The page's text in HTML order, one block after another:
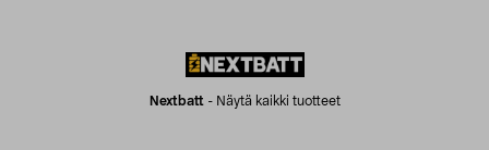
Nextbatt- Näytä kaikki tuotteet